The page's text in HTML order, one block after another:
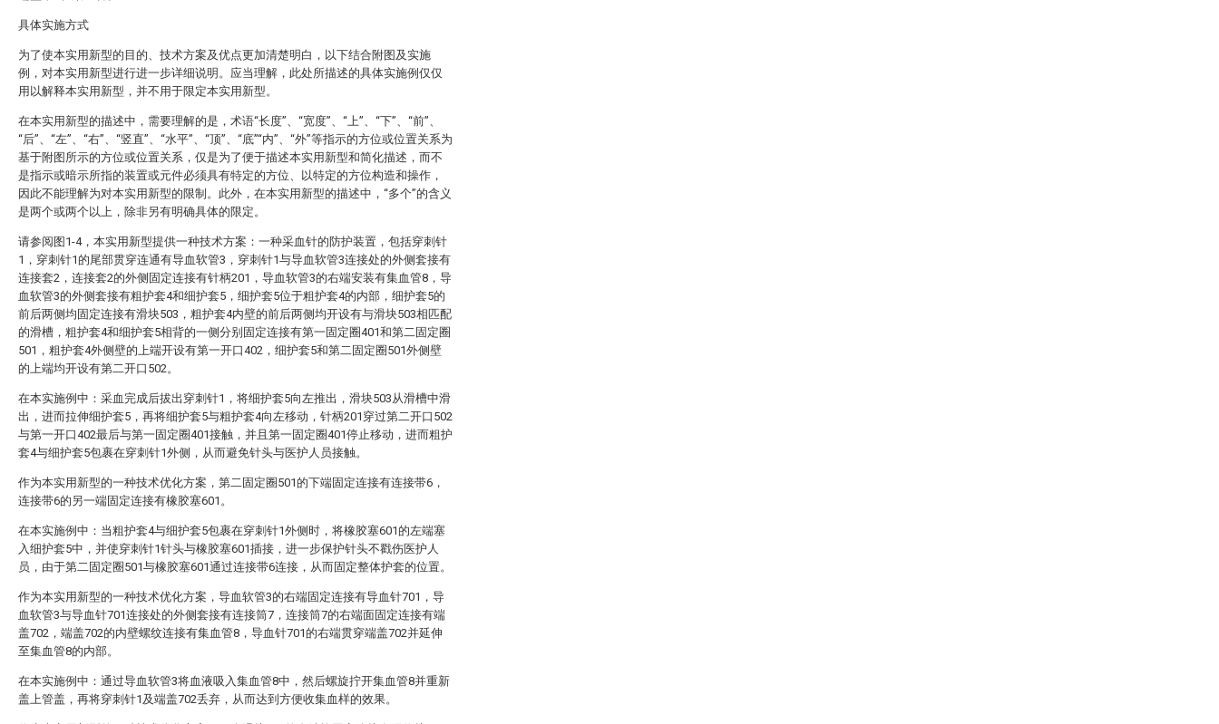
具体实施方式
为了使本实用新型的目的、技术方案及优点更加清楚明白，以下结合附图及实施
例，对本实用新型进行进一步详细说明。应当理解，此处所描述的具体实施例仅仅
用以解释本实用新型，并不用于限定本实用新型。
在本实用新型的描述中，需要理解的是，术语“长度”、“宽度”、“上”、“下”、“前”、
“后”、“左”、“右”、“竖直”、“水平”、“顶”、“底”“内”、“外”等指示的方位或位置关系为
基于附图所示的方位或位置关系，仅是为了便于描述本实用新型和简化描述，而不
是指示或暗示所指的装置或元件必须具有特定的方位、以特定的方位构造和操作，
因此不能理解为对本实用新型的限制。此外，在本实用新型的描述中，“多个”的含义
是两个或两个以上，除非另有明确具体的限定。
请参阅图1-4，本实用新型提供一种技术方案：一种采血针的防护装置，包括穿刺针
1，穿刺针1的尾部贯穿连通有导血软管3，穿刺针1与导血软管3连接处的外侧套接有
连接套2，连接套2的外侧固定连接有针柄201，导血软管3的右端安装有集血管8，导
血软管3的外侧套接有粗护套4和细护套5，细护套5位于粗护套4的内部，细护套5的
前后两侧均固定连接有滑块503，粗护套4内壁的前后两侧均开设有与滑块503相匹配
的滑槽，粗护套4和细护套5相背的一侧分别固定连接有第一固定圈401和第二固定圈
501，粗护套4外侧壁的上端开设有第一开口402，细护套5和第二固定圈501外侧壁
的上端均开设有第二开口502。
在本实施例中：采血完成后拔出穿刺针1，将细护套5向左推出，滑块503从滑槽中滑
出，进而拉伸细护套5，再将细护套5与粗护套4向左移动，针柄201穿过第二开口502
与第一开口402最后与第一固定圈401接触，并且第一固定圈401停止移动，进而粗护
套4与细护套5包裹在穿刺针1外侧，从而避免针头与医护人员接触。
作为本实用新型的一种技术优化方案，第二固定圈501的下端固定连接有连接带6，
连接带6的另一端固定连接有橡胶塞601。
在本实施例中：当粗护套4与细护套5包裹在穿刺针1外侧时，将橡胶塞601的左端塞
入细护套5中，并使穿刺针1针头与橡胶塞601插接，进一步保护针头不戳伤医护人
员，由于第二固定圈501与橡胶塞601通过连接带6连接，从而固定整体护套的位置。
作为本实用新型的一种技术优化方案，导血软管3的右端固定连接有导血针701，导
血软管3与导血针701连接处的外侧套接有连接筒7，连接筒7的右端面固定连接有端
盖702，端盖702的内壁螺纹连接有集血管8，导血针701的右端贯穿端盖702并延伸
至集血管8的内部。
在本实施例中：通过导血软管3将血液吸入集血管8中，然后螺旋拧开集血管8并重新
盖上管盖，再将穿刺针1及端盖702丢弃，从而达到方便收集血样的效果。